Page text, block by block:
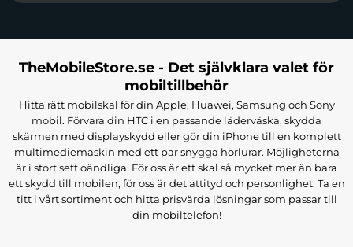
TheMobileStore.se - Det självklara valet för
mobiltillbehör
Hitta rätt mobilskal för din Apple, Huawei, Samsung och Sony
mobil. Förvara din HTC i en passande läderväska, skydda
skärmen med displayskydd eller gör din iPhone till en komplett
multimediemaskin med ett par snygga hörlurar. Möjligheterna
är i stort sett oändliga. För oss är ett skal så mycket mer än bara
ett skydd till mobilen, för oss är det attityd och personlighet. Ta en
titt i vårt sortiment och hitta prisvärda lösningar som passar till
din mobiltelefon!